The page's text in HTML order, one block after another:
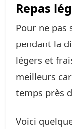
Repas
Pour ne pas
pendant la
légers et
meilleurs
temps près
Voici